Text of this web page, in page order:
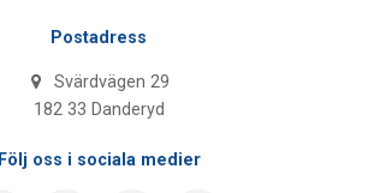
Postadress
Svärdvägen 29
182 33 Danderyd
Följ oss i sociala medier